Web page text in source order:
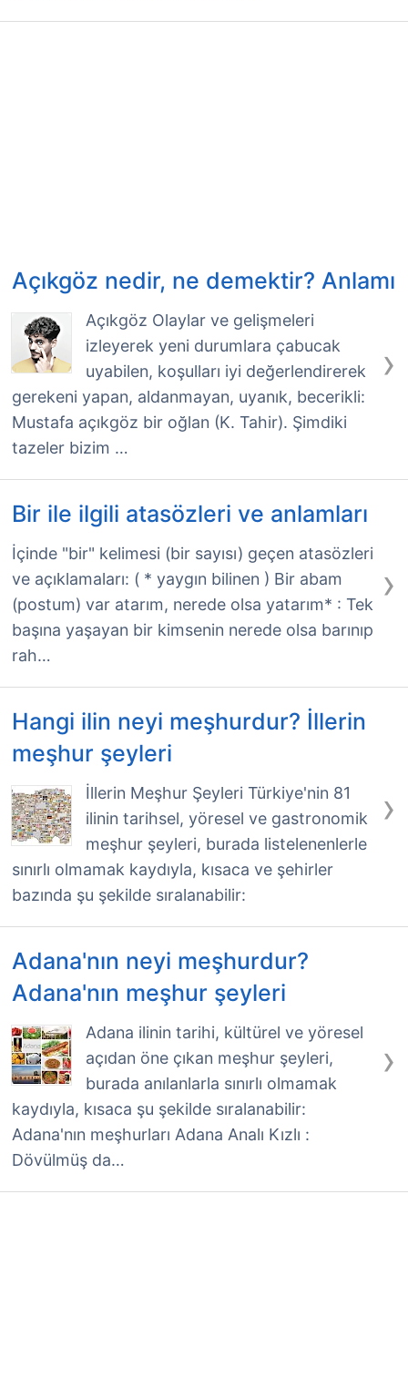
Açıkgöz nedir, ne demektir? Anlamı
›
Açıkgöz Olaylar ve gelişmeleri
izleyerek yeni durumlara çabucak
uyabilen, koşulları iyi değerlendirerek
gerekeni yapan, aldanmayan, uyanık, becerikli:
Mustafa açıkgöz bir oğlan (K. Tahir). Şimdiki
tazeler bizim …
Bir ile ilgili atasözleri ve anlamları
›
İçinde "bir" kelimesi (bir sayısı) geçen atasözleri
ve açıklamaları: ( * yaygın bilinen ) Bir abam
(postum) var atarım, nerede olsa yatarım* : Tek
başına yaşayan bir kimsenin nerede olsa barınıp
rah…
Hangi ilin neyi meşhurdur? İllerin
meşhur şeyleri
›
İllerin Meşhur Şeyleri Türkiye'nin 81
ilinin tarihsel, yöresel ve gastronomik
meşhur şeyleri, burada listelenenlerle
sınırlı olmamak kaydıyla, kısaca ve şehirler
bazında şu şekilde sıralanabilir:
Adana'nın neyi meşhurdur?
Adana'nın meşhur şeyleri
›
Adana ilinin tarihi, kültürel ve yöresel
açıdan öne çıkan meşhur şeyleri,
burada anılanlarla sınırlı olmamak
kaydıyla, kısaca şu şekilde sıralanabilir:
Adana'nın meşhurları Adana Analı Kızlı :
Dövülmüş da…